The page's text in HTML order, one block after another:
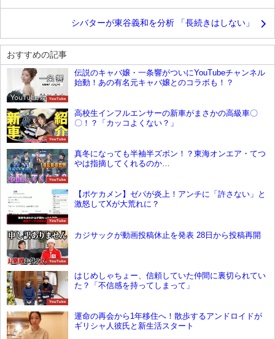
シバターが東谷義和を分析 「長続きはしない」
おすすめの記事
YouTube
伝説のキャバ嬢・一条響がついにYouTubeチャンネル
始動！あの有名元キャバ嬢とのコラボも！？
YouTube
高校生インフルエンサーの新車がまさかの高級車〇
〇！？「カッコよくない？」
YouTube
真冬になっても半袖半ズボン！？東海オンエア・てつ
やは指摘してくれるのか…
YouTube
【ポケカメン】ゼパが炎上！アンチに「許さない」と
激怒してXが大荒れに？
YouTube
カジサックが動画投稿休止を発表 28日から投稿再開
YouTube
はじめしゃちょー、信頼していた仲間に裏切られてい
た？「不信感を持ってしまって」
運命の再会から1年移住へ！散歩するアンドロイドが
ギリシャ人彼氏と新生活スタート